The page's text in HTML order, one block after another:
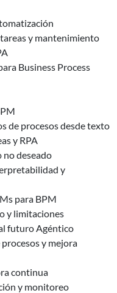
y mantenimiento
Business Process
de procesos desde texto
y RPA
deseado
y
para BPM
y limitaciones
futuro Agéntico
y mejora
continua
y monitoreo